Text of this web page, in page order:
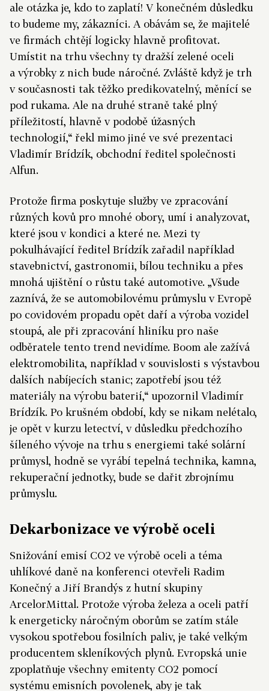
ale otázka je, kdo to zaplatí! V konečném důsledku
to budeme my, zákazníci. A obávám se, že majitelé
ve firmách chtějí logicky hlavně profitovat.
Umístit na trhu všechny ty dražší zelené oceli
a výrobky z nich bude náročné. Zvláště když je trh
v současnosti tak těžko predikovatelný, měnící se
pod rukama. Ale na druhé straně také plný
příležitostí, hlavně v podobě úžasných
technologií,“ řekl mimo jiné ve své prezentaci
Vladimír Brídzík, obchodní ředitel společnosti
Alfun.
Protože firma poskytuje služby ve zpracování
různých kovů pro mnohé obory, umí i analyzovat,
které jsou v kondici a které ne. Mezi ty
pokulhávající ředitel Brídzík zařadil například
stavebnictví, gastronomii, bílou techniku a přes
mnohá ujištění o růstu také automotive. „Všude
zaznívá, že se automobilovému průmyslu v Evropě
po covidovém propadu opět daří a výroba vozidel
stoupá, ale při zpracování hliníku pro naše
odběratele tento trend nevidíme. Boom ale zažívá
elektromobilita, například v souvislosti s výstavbou
dalších nabíjecích stanic; zapotřebí jsou též
materiály na výrobu baterií,“ upozornil Vladimír
Brídzík. Po krušném období, kdy se nikam nelétalo,
je opět v kurzu letectví, v důsledku předchozího
šíleného vývoje na trhu s energiemi také solární
průmysl, hodně se vyrábí tepelná technika, kamna,
rekuperační jednotky, bude se dařit zbrojnímu
průmyslu.
Dekarbonizace ve výrobě oceli
Snižování emisí CO2 ve výrobě oceli a téma
uhlíkové daně na konferenci otevřeli Radim
Konečný a Jiří Brandýs z hutní skupiny
ArcelorMittal. Protože výroba železa a oceli patří
k energeticky náročným oborům se zatím stále
vysokou spotřebou fosilních paliv, je také velkým
producentem skleníkových plynů. Evropská unie
zpoplatňuje všechny emitenty CO2 pomocí
systému emisních povolenek, aby je tak